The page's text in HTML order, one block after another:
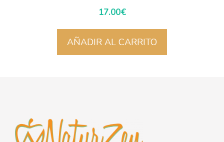
17.00€
AÑADIR AL CARRITO